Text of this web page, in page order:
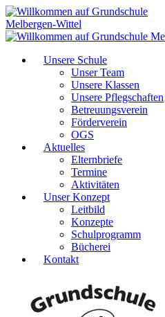
Unsere Schule
Unser Team
Unsere Klassen
Unsere Pflegschaften
Betreuungsverein
Förderverein
OGS
Aktuelles
Elternbriefe
Termine
Aktivitäten
Unser Konzept
Leitbild
Konzepte
Schulprogramm
Bücherei
Kontakt